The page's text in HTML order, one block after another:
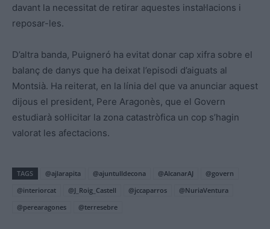
davant la necessitat de retirar aquestes instal·lacions i
reposar-les.
D’altra banda, Puigneró ha evitat donar cap xifra sobre el
balanç de danys que ha deixat l’episodi d’aiguats al
Montsià. Ha reiterat, en la línia del que va anunciar aquest
dijous el president, Pere Aragonès, que el Govern
estudiarà sol·licitar la zona catastròfica un cop s’hagin
valorat les afectacions.
TAGS @ajlarapita @ajuntulldecona @AlcanarAJ
@govern
@interiorcat
@J_Roig_Castell @jccaparros
@NuriaVentura
@perearagones
@terresebre